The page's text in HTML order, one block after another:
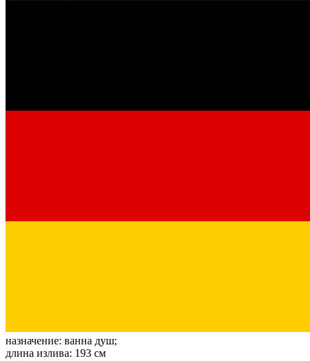
назначение: ванна душ;
длина излива: 193 см